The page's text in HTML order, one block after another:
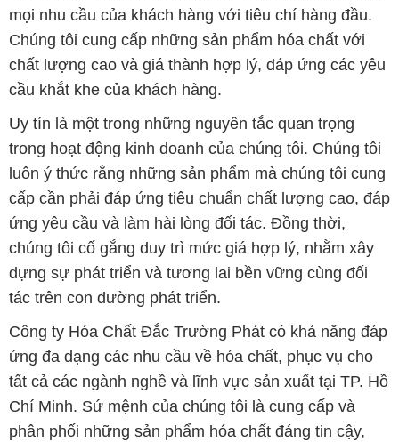
mọi nhu cầu của khách hàng với tiêu chí hàng đầu.
Chúng tôi cung cấp những sản phẩm hóa chất với
chất lượng cao và giá thành hợp lý, đáp ứng các yêu
cầu khắt khe của khách hàng.
Uy tín là một trong những nguyên tắc quan trọng
trong hoạt động kinh doanh của chúng tôi. Chúng tôi
luôn ý thức rằng những sản phẩm mà chúng tôi cung
cấp cần phải đáp ứng tiêu chuẩn chất lượng cao, đáp
ứng yêu cầu và làm hài lòng đối tác. Đồng thời,
chúng tôi cố gắng duy trì mức giá hợp lý, nhằm xây
dựng sự phát triển và tương lai bền vững cùng đối
tác trên con đường phát triển.
Công ty Hóa Chất Đắc Trường Phát có khả năng đáp
ứng đa dạng các nhu cầu về hóa chất, phục vụ cho
tất cả các ngành nghề và lĩnh vực sản xuất tại TP. Hồ
Chí Minh. Sứ mệnh của chúng tôi là cung cấp và
phân phối những sản phẩm hóa chất đáng tin cậy,